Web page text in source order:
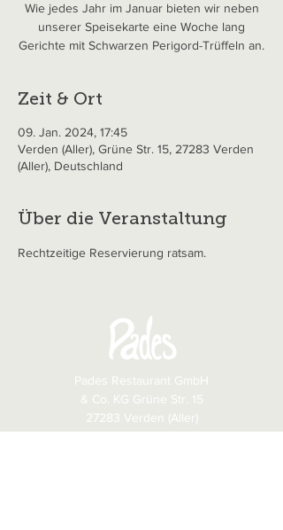
Wie jedes Jahr im Januar bieten wir neben
unserer Speisekarte eine Woche lang
Gerichte mit Schwarzen Perigord-Trüffeln an.
Zeit & Ort
09. Jan. 2024, 17:45
Verden (Aller), Grüne Str. 15, 27283 Verden
(Aller), Deutschland
Über die Veranstaltung
Rechtzeitige Reservierung ratsam.
Pades Restaurant GmbH
& Co. KG Grüne Str. 15
27283 Verden (Aller)
​Tel.:+49 4231 3060